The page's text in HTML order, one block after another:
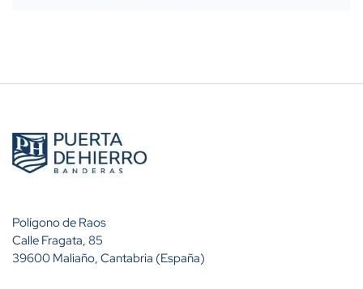
Polígono de Raos
Calle Fragata, 85
39600 Maliaño, Cantabria (España)